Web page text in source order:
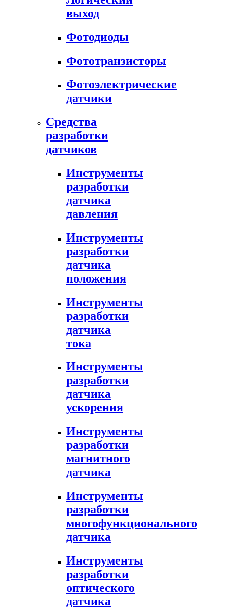
выход
Фотодиоды
Фототранзисторы
Фотоэлектрические
датчики
Средства
разработки
датчиков
Инструменты
разработки
датчика
давления
Инструменты
разработки
датчика
положения
Инструменты
разработки
датчика
тока
Инструменты
разработки
датчика
ускорения
Инструменты
разработки
магнитного
датчика
Инструменты
разработки
многофункционального
датчика
Инструменты
разработки
оптического
датчика